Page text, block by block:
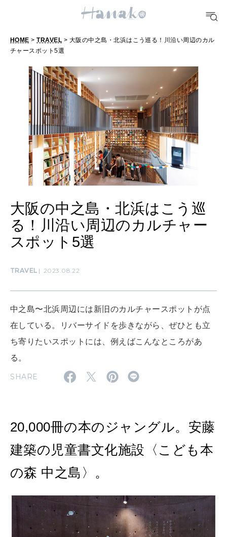
FORTUNE
[12星座別] Weekly Holoscope
[12星座別] Monthly Love Holoscope
女神まり愛のタロットメッセージ
算命学がわかる今月のあなた
HEALTH
自分にやさしく
LEARN
知る、考える
MAMA
ママもいろいろ
SUSTAINABLE
わたしができること
WORK&MONEY
MAGAZINE
2026年8月号『お茶の時間です。』
2026年7月号「鎌倉 ローカルが 教えてくれた 本当の歩き方。」
2026年5月号「“大好き”に出会いに。韓国」
2026年4月号「未来をつくる、学びの教科書。」
MAGAZINE MOOK
FOLLOW US!
HOME >TRAVEL > 大阪の中之島・北浜はこう巡る！川沿い周辺のカル
チャースポット5選
大阪の中之島・北浜はこう巡
る！川沿い周辺のカルチャー
スポット5選
TRAVEL 2023.08.22
中之島〜北浜周辺には新旧のカルチャースポットが点
在している。リバーサイドを歩きながら、ぜひとも立
ち寄りたいスポットには、例えばこんなところがあ
る。
SHARE
20,000冊の本のジャングル。安藤
建築の児童書文化施設〈こども本
の森 中之島〉。